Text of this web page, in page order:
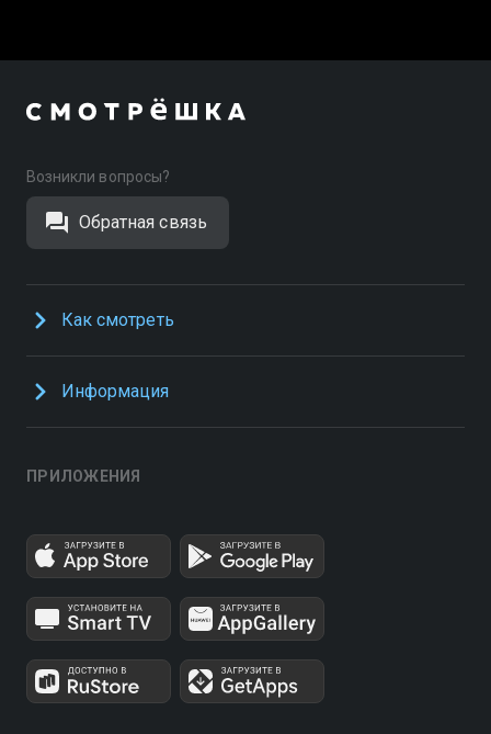
Возникли вопросы?
Обратная связь
Как смотреть
Информация
ПРИЛОЖЕНИЯ